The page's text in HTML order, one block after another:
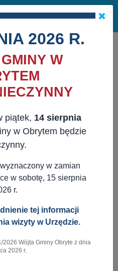
10 04
NAPISZ DO NAS
AKTUALNOŚCI
×
2026 R.
W
piątek, 14 sierpnia
w Obrytem będzie
w zamian
w sobotę, 15 sierpnia
r.
tej informacji
wizyty w Urzędzie.
2026 Wójta Gminy Obryte z dnia
2026 r.